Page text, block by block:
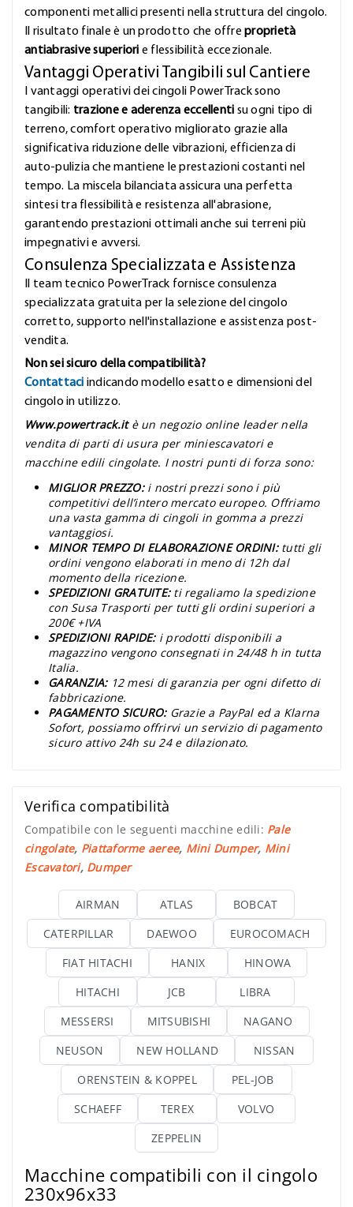
componenti metallici presenti nella struttura del cingolo.
Il risultato finale è un prodotto che offreproprietà
antiabrasive superiori e flessibilità eccezionale.
Vantaggi Operativi Tangibili sul Cantiere
I vantaggi operativi dei cingoli PowerTrack sono
tangibili: trazione e aderenza eccellenti su ogni tipo di
terreno, comfort operativo migliorato grazie alla
significativa riduzione delle vibrazioni, efficienza di
auto-pulizia che mantiene le prestazioni costanti nel
tempo. La miscela bilanciata assicura una perfetta
sintesi tra flessibilità e resistenza all'abrasione,
garantendo prestazioni ottimali anche sui terreni più
impegnativi e avversi.
Consulenza Specializzata e Assistenza
Il team tecnico PowerTrack fornisce consulenza
specializzata gratuita per la selezione del cingolo
corretto, supporto nell'installazione e assistenza post-
vendita.
Non sei sicuro della compatibilità?
Contattaci indicando modello esatto e dimensioni del
cingolo in utilizzo.
Www.powertrack.it è un negozio online leader nella
vendita di parti di usura per miniescavatori e
macchine edili cingolate. I nostri punti di forza sono:
MIGLIOR PREZZO: i nostri prezzi sono i più
competitivi dell’intero mercato europeo. Offriamo
una vasta gamma di cingoli in gomma a prezzi
vantaggiosi.
MINOR TEMPO DI ELABORAZIONE ORDINI: tutti gli
ordini vengono elaborati in meno di 12h dal
momento della ricezione.
SPEDIZIONI GRATUITE: ti regaliamo la spedizione
con Susa Trasporti per tutti gli ordini superiori a
200€ +IVA
SPEDIZIONI RAPIDE: i prodotti disponibili a
magazzino vengono consegnati in 24/48 h in tutta
Italia.
GARANZIA: 12 mesi di garanzia per ogni difetto di
fabbricazione.
PAGAMENTO SICURO: Grazie a PayPal ed a Klarna
Sofort, possiamo offrirvi un servizio di pagamento
sicuro attivo 24h su 24 e dilazionato.
Verifica compatibilità
Compatibile con le seguenti macchine edili: Pale
cingolate, Piattaforme aeree, Mini Dumper, Mini
Escavatori, Dumper
AIRMAN ATLAS
BOBCAT
CATERPILLAR
DAEWOO
EUROCOMACH
FIAT HITACHI
HANIX
HINOWA
HITACHI
JCB
LIBRA
MESSERSI
MITSUBISHI
NAGANO
NEUSON
NEW HOLLAND
NISSAN
ORENSTEIN & KOPPEL
PEL-JOB
SCHAEFF
TEREX
VOLVO
ZEPPELIN
Macchine compatibili con il cingolo
230x96x33